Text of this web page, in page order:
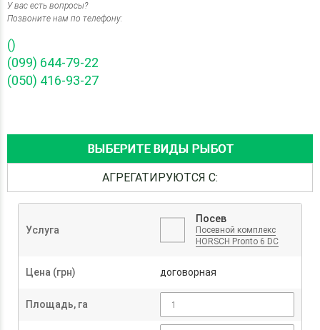
У вас есть вопросы?
Позвоните нам по телефону:
()
(099) 644-79-22
(050) 416-93-27
ВЫБЕРИТЕ ВИДЫ РЫБОТ
АГРЕГАТИРУЮТСЯ С:
Услуга
Посев
Посевной комплекс
HORSCH Pronto 6 DC
Цена (грн) договорная
Площадь, га